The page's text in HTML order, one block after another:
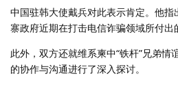
中国驻韩大使戴兵对此表示肯定。他
寨政府近期在打击电信诈骗领域所付出
此外，双方还就维系柬中“铁杆”兄弟情
的协作与沟通进行了深入探讨。